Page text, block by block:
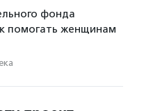
фонда
помогать женщинам